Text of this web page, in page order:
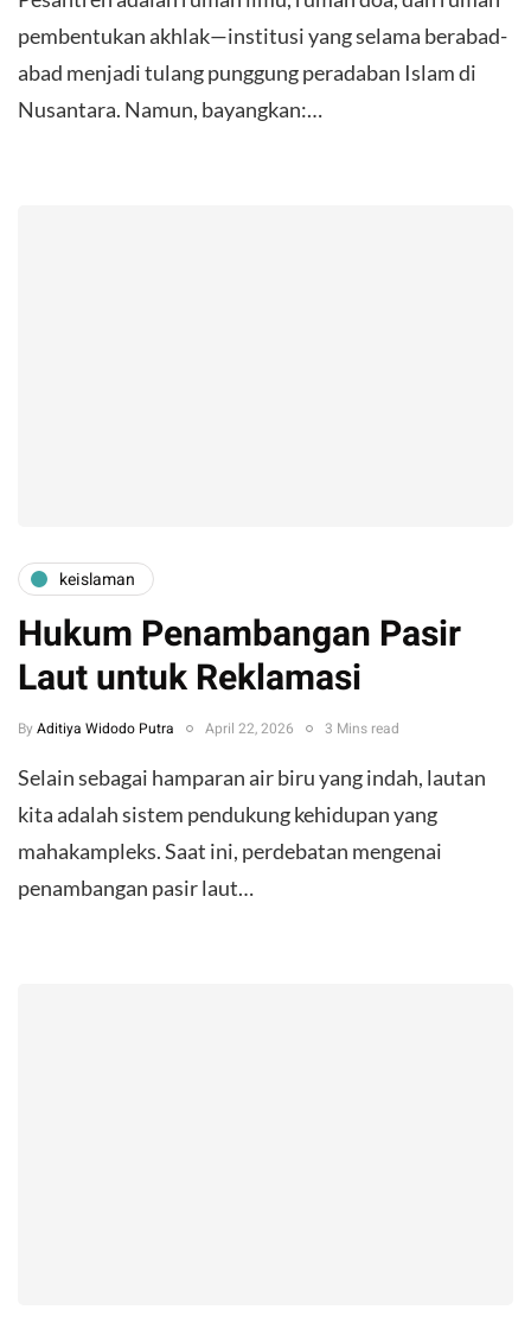
pembentukan akhlak—institusi yang selama berabad-
abad menjadi tulang punggung peradaban Islam di
Nusantara. Namun, bayangkan:…
keislaman
Hukum Penambangan Pasir
Laut untuk Reklamasi
By Aditiya Widodo Putra April 22, 2026 3 Mins read
Selain sebagai hamparan air biru yang indah, lautan
kita adalah sistem pendukung kehidupan yang
mahakampleks. Saat ini, perdebatan mengenai
penambangan pasir laut…